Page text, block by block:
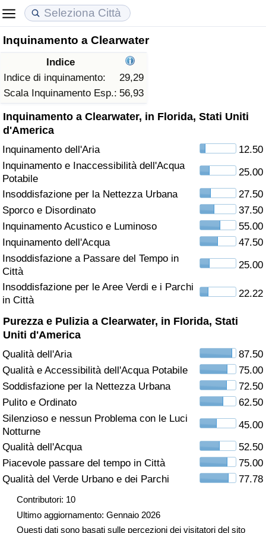
Inquinamento a Clearwater
Indice
Indice di inquinamento:
29,29
Scala Inquinamento Esp.: 56,93
Inquinamento a Clearwater, in Florida, Stati Uniti
d'America
Inquinamento dell'Aria
12.50
Inquinamento e Inaccessibilità dell'Acqua
Potabile
25.00
Insoddisfazione per la Nettezza Urbana
27.50
Sporco e Disordinato
37.50
Inquinamento Acustico e Luminoso
55.00
Inquinamento dell'Acqua
47.50
Insoddisfazione a Passare del Tempo in
Città
25.00
Insoddisfazione per le Aree Verdi e i Parchi
in Città
22.22
Purezza e Pulizia a Clearwater, in Florida, Stati
Uniti d'America
Qualità dell'Aria
87.50
Qualità e Accessibilità dell'Acqua Potabile
75.00
Soddisfazione per la Nettezza Urbana
72.50
Pulito e Ordinato
62.50
Silenzioso e nessun Problema con le Luci
Notturne
45.00
Qualità dell'Acqua
52.50
Piacevole passare del tempo in Città
75.00
Qualità del Verde Urbano e dei Parchi
77.78
Contributori: 10
Ultimo aggiornamento: Gennaio 2026
Questi dati sono basati sulle percezioni dei visitatori del sito
Costo della vita
Indice Del Costo Della Vita (corrente)
Indice Del Costo Della Vita
Indice del Costo della Vita per Nazione
ad Aqaba
Prezzi degli immobili
Indice del Prezzo delle Case (Corrente)
Indice del Prezzo delle Case
Indice del Prezzo delle Case per Nazione
Qualità della Vita
Indice della Qualità della Vita
Indice della Qualità della Vita (Corrente)
Indice della qualità della vita per Paese
Criminalità
Indice del Tasso di Criminalità (Corrente)
Indice della Criminalità
Indice di criminalità per paese
Assistenza Sanitaria
Indice dell’Assistenza Sanitaria (Corrente)
Indice dell’Assistenza Sanitaria
Indice dell’Assistenza Sanitaria per
Nazione
Inquinamento
Indice dell’Inquinamento (Corrente)
Indice di inquinamento
Indice dell’Inquinamento per Nazione